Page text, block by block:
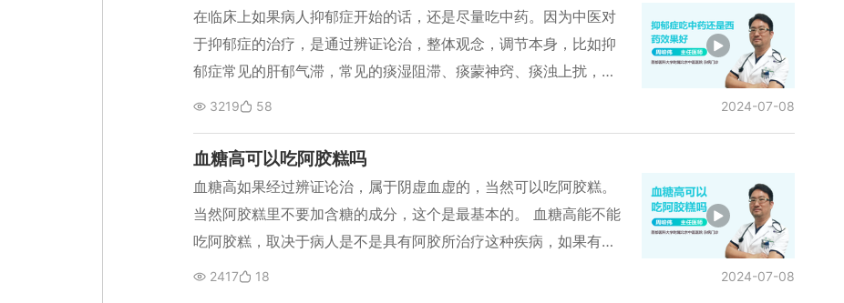
加用不同的药物，这样治疗效果才能达到最好。
在临床上如果病人抑郁症开始的话，还是尽量吃中药。因为中医对
于抑郁症的治疗，是通过辨证论治，整体观念，调节本身，比如抑
郁症常见的肝郁气滞，常见的痰湿阻滞、痰蒙神窍、痰浊上扰，通
过这些治疗，比如健脾祛湿、柔肝疏肝解郁，通过这些治疗，争取
导致药物依赖，就是一直持续吃下去，不能停药，停药之后还会反
弹，甚至变得更严重，这就是西药治疗抑郁症不能达到从根本上治
疗。 中药是通过从根本上治疗，彻底治好，停药之后患者还会好，
而不是说永远通过药物来控制。所以抑郁症，我建议开始还是中药
3219 58 2024-07-08
血糖高可以吃阿胶糕吗
血糖高如果经过辨证论治，属于阴虚血虚的，当然可以吃阿胶糕。
当然阿胶糕里不要加含糖的成分，这个是最基本的。 血糖高能不能
吃阿胶糕，取决于病人是不是具有阿胶所治疗这种疾病，如果有，
比如贫血、气血不足、乏力、头晕、耳鸣、腰酸腿软、阴液不足、
2417 18 2024-07-08